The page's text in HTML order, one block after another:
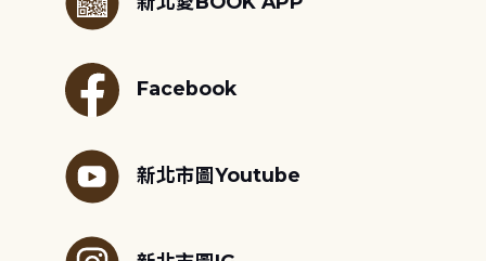
Facebook
新北市圖Youtube